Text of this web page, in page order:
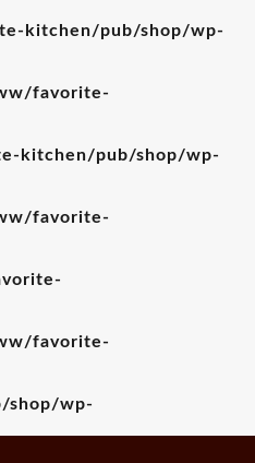
kitchen/pub/shop/wp-
favorite-
kitchen/pub/shop/wp-
favorite-
favorite-
shop/wp-